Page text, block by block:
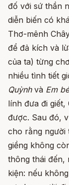
đố với sứ thần
diễn biến có
Thơ-mênh
để đả kích và
của ta) từng
nhiều tình tiết
Quỳnh và Em
lính đưa đi
được. Sau đó,
cho rằng người
giềng không
thông thái đến,
kiện: nếu